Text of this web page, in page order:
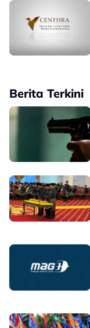
Berita Terkini